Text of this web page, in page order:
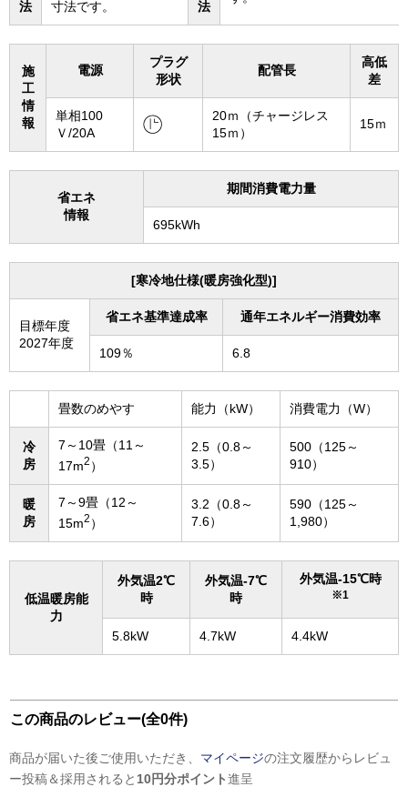
法 寸法です。 法
施
工
情
報
電源
プラグ
形状
配管長
高低
差
単相100
Ｖ/20A
20ｍ（チャージレス
15ｍ）
15ｍ
省エネ
情報
期間消費電力量
695kWh
[寒冷地仕様(暖房強化型)]
目標年度
2027年度
省エネ基準達成率 通年エネルギー消費効率
109％ 6.8
畳数のめやす 能力（kW） 消費電力（W）
冷
房
7～10畳（11～
17m2 ）
2.5（0.8～
3.5）
500（125～
910）
暖
房
7～9畳（12～
15m2 ）
3.2（0.8～
7.6）
590（125～
1,980）
低温暖房能
力
外気温2℃
時
外気温-7℃
時
外気温-15℃時
※1
5.8kW 4.7kW 4.4kW
この商品のレビュー(全0件)
商品が届いた後ご使用いただき、 マイページの注文履歴からレビュ
ー投稿＆採用されると 10円分ポイント進呈